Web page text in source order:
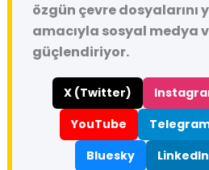
özgün çevre dosyalarını
amacıyla sosyal medya
güçlendiriyor.
X (Twitter)
YouTube
Bluesky
LinkedIn